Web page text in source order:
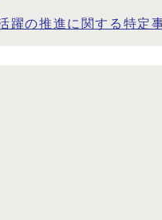
躍の推進に関する特定